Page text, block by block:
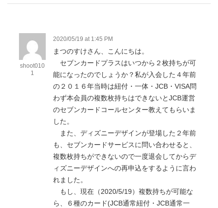
shoot010
1
2020/05/19 at 1:45 PM
まつのすけさん、こんにちは。
セブンカードプラスはいつから２枚持ちが可
能になったのでしょうか？私が入会した４年前
の２０１６年当時は紐付・一体・JCB・VISA問
わず本会員の複数枚持ちはできないとJCB運営
のセブンカードコールセンター教えてもらいま
した。
また、ディズニーデザインが登場した２年前
も、セブンカードサービスに問い合わせると、
複数枚持ちができないので一度退会してからデ
ィズニーデザインへの再申込をするように言わ
れました。
もし、現在（2020/5/19）複数持ちが可能な
ら、６種のカード(JCB通常紐付・JCB通常一